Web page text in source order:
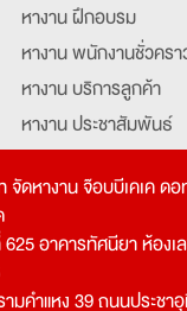
หางาน ฝึกอบรม
หางาน พนักงานชั่วครา
หางาน บริการลูกค้า
หางาน ประชาสัมพันธ์
หางาน รับโทรศัพท์
หางาน ประสานงาน
หางาน จองตั๋ว
หางาน กุ๊ก
จัดหางาน จ๊อบบีเคเค ด
625 อาคารทัศนียา ห้อง
มคำแหง 39 ถนนประชา